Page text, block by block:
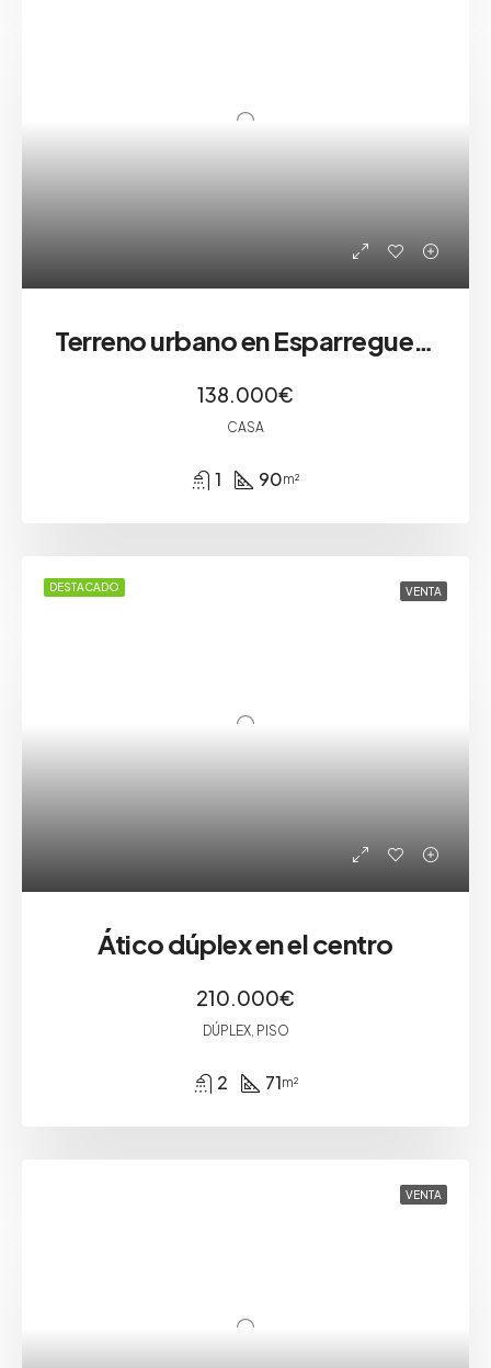
Terreno urbano en Esparreguera (Can Vinyals)
138.000€
CASA
1 90m²
DESTACADO VENTA
Ático dúplex en el centro
210.000€
DÚPLEX, PISO
2 71m²
VENTA